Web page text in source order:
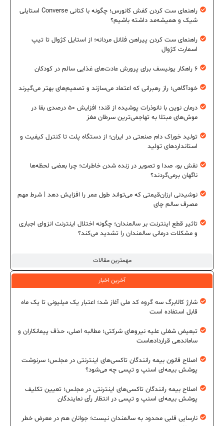
مهمترین مقالات
راهنمای ست کردن کفش کانورس؛ چگونه با کتانی Converse استایلی
شیک و همیشه‌مد داشته باشیم؟
راهنمای ست کردن پیراهن فلانل مردانه؛ از استایل کژوال تا تیپ
اسمارت کژوال
۶ راهکار یونیسف برای پرورش عادت‌های غذایی سالم در کودکان
خودآگاهی؛ راز رهبرانی که اعتماد می‌سازند و تصمیم‌های بهتر می‌گیرند
درمان نوین با نانوذرات پوشیده از قند؛ افزایش ۵۰ درصدی بقا در
موش‌های مبتلا به تهاجمی‌ترین سرطان مغز
تولید خوراک دام صنعتی در ایران؛ از دستگاه پلت تا کنترل کیفیت و
استانداردهای تولید
نقش بو، صدا و تصویر در زنده شدن خاطرات؛ چرا بعضی لحظه‌ها
ناگهان برمی‌گردند؟
نوشیدنی ارزان‌قیمتی که می‌تواند طول عمر را افزایش دهد | شرط مهم
مصرف سالم چای
تاثیر قطع اینترنت بر سالمندان؛ چگونه اختلال اینترنت انزوای اجباری
و مشکلات درمانی سالمندان را تشدید می‌کند؟
آخرین اخبار
شارژ کالابرگ سه گروه کد ملی آغاز شد؛ اعتبار یک میلیونی تا یک ماه
قابل استفاده است
تبعیض شغلی علیه نیروهای شرکتی؛ مطالبه اصلی، حذف پیمانکاران و
ساماندهی قراردادهاست
اصلاح قانون بیمه رانندگان تاکسی‌های اینترنتی در مجلس؛ سرنوشت
پوشش بیمه‌ای اسنپ و تپسی چه می‌شود؟
اصلاح بیمه رانندگان تاکسی‌های اینترنتی در مجلس؛ تعیین تکلیف
پوشش بیمه‌ای اسنپ و تپسی در انتظار رأی نمایندگان
نارسایی قلبی محدود به سالمندان نیست؛ جوانان هم در معرض خطر